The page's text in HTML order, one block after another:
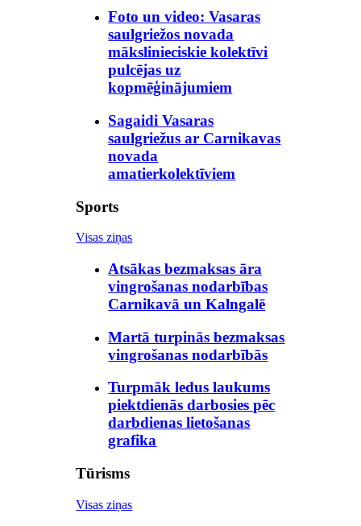
Foto un video: Vasaras
saulgriežos novada
mākslinieciskie kolektīvi
pulcējas uz
kopmēģinājumiem
Sagaidi Vasaras
saulgriežus ar Carnikavas
novada
amatierkolektīviem
Sports
Visas ziņas
Atsākas bezmaksas āra
vingrošanas nodarbības
Carnikavā un Kalngalē
Martā turpinās bezmaksas
vingrošanas nodarbībās
Turpmāk ledus laukums
piektdienās darbosies pēc
darbdienas lietošanas
grafika
Tūrisms
Visas ziņas